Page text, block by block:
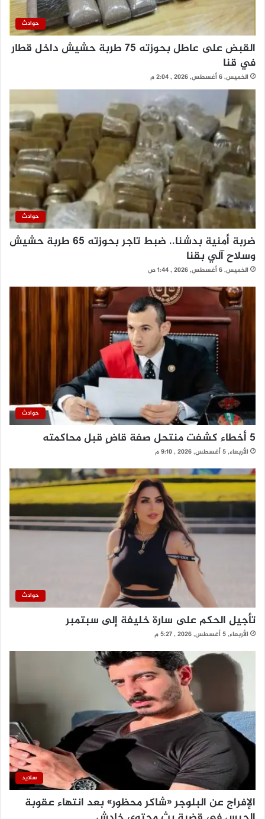
حوادث
القبض على عاطل بحوزته 75 طربة حشيش داخل قطار
في قنا
الخميس, 6 أغسطس, 2026 , 2:04 م
حوادث
ضربة أمنية بدشنا.. ضبط تاجر بحوزته 65 طربة حشيش
وسلاح آلي بقنا
الخميس, 6 أغسطس, 2026 , 1:44 ص
حوادث
5 أخطاء كشفت منتحل صفة قاضٍ قبل محاكمته
الأربعاء, 5 أغسطس, 2026 , 9:10 م
حوادث
تأجيل الحكم على سارة خليفة إلى سبتمبر
الأربعاء, 5 أغسطس, 2026 , 5:27 م
سلايد
الإفراج عن البلوجر «شاكر محظور» بعد انتهاء عقوبة